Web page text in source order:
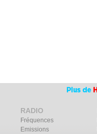
RADIO
Fréquences
Emissions